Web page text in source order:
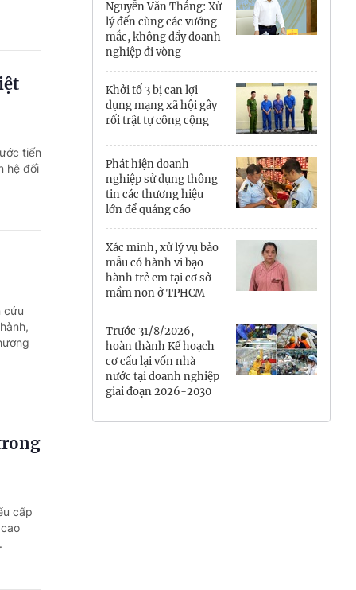
Quảng Ngãi
Quảng Ninh
Quảng Trị
Sơn La
Thanh Hóa
Thái Nguyên
Thừa Thiên Huế
Tuyên Quang
Tây Ninh
Vĩnh Long
tiến
hệ đối
cứu
cấp
Nguyễn Văn Thắng: Xử
lý đến cùng các vướng
mắc, không đẩy doanh
nghiệp đi vòng
Khởi tố 3 bị can lợi
dụng mạng xã hội gây
rối trật tự công cộng
Phát hiện doanh
nghiệp sử dụng thông
tin các thương hiệu
lớn để quảng cáo
Xác minh, xử lý vụ bảo
mẫu có hành vi bạo
hành trẻ em tại cơ sở
mầm non ở TPHCM
Trước 31/8/2026,
hoàn thành Kế hoạch
cơ cấu lại vốn nhà
nước tại doanh nghiệp
giai đoạn 2026-2030